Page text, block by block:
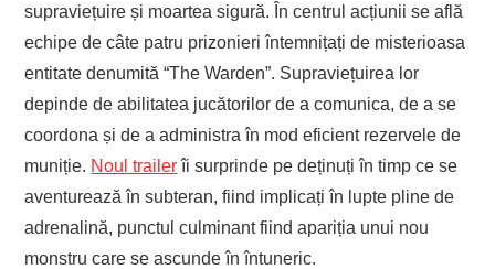
supraviețuire și moartea sigură. În centrul acțiunii se află
echipe de câte patru prizonieri întemnițați de misterioasa
entitate denumită “The Warden”. Supraviețuirea lor
depinde de abilitatea jucătorilor de a comunica, de a se
coordona și de a administra în mod eficient rezervele de
muniție. Noul trailerîi surprinde pe deținuți în timp ce se
aventurează în subteran, fiind implicați în lupte pline de
adrenalină, punctul culminant fiind apariția unui nou
monstru care se ascunde în întuneric.